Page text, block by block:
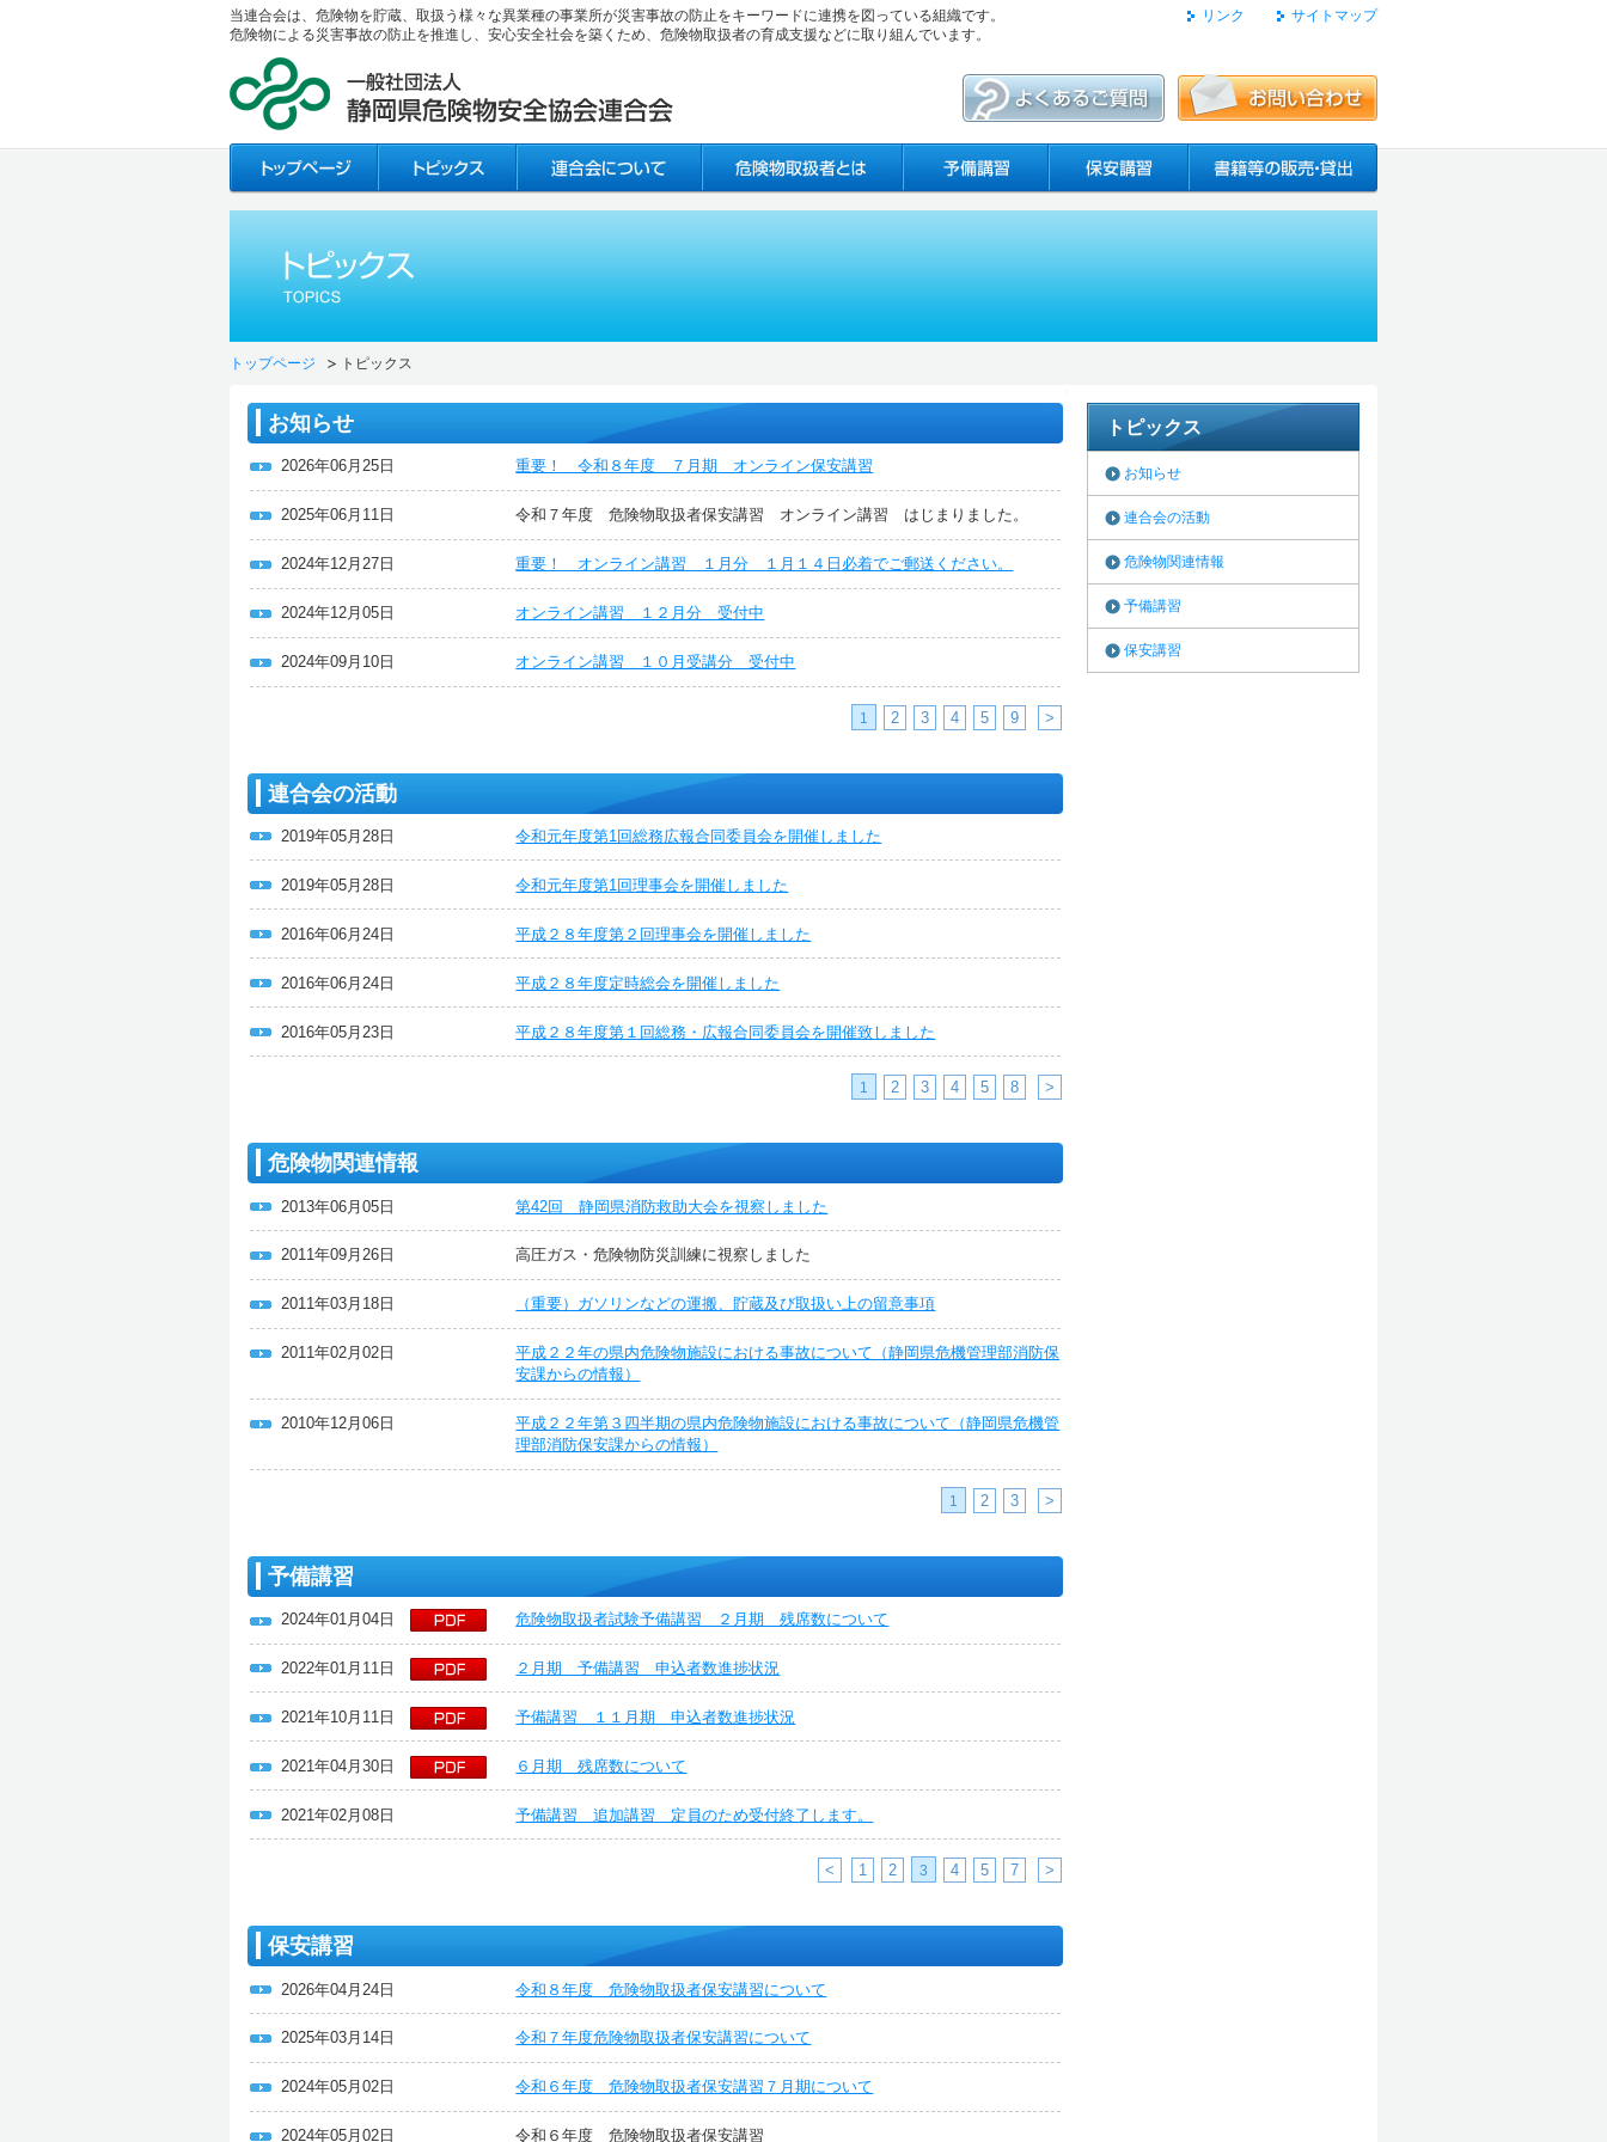
当連合会は、危険物を貯蔵、取扱う様々な異業種の事業所が災害事故の防止をキーワードに連携を図っている組織です。
危険物による災害事故の防止を推進し、安心安全社会を築くため、危険物取扱者の育成支援などに取り組んでいます。
リンク サイトマップ
トップページ トピックス
お知らせ
2026年06月25日 重要！ 令和８年度 ７月期 オンライン保安講習
2025年06月11日 令和７年度 危険物取扱者保安講習 オンライン講習 はじまりました。
2024年12月27日 重要！ オンライン講習 １月分 １月１４日必着でご郵送ください。
2024年12月05日 オンライン講習 １２月分 受付中
2024年09月10日 オンライン講習 １０月受講分 受付中
1 2 3 4 5 9 >
連合会の活動
2019年05月28日 令和元年度第1回総務広報合同委員会を開催しました
2019年05月28日 令和元年度第1回理事会を開催しました
2016年06月24日 平成２８年度第２回理事会を開催しました
2016年06月24日 平成２８年度定時総会を開催しました
2016年05月23日 平成２８年度第１回総務・広報合同委員会を開催致しました
1 2 3 4 5 8 >
危険物関連情報
2013年06月05日 第42回 静岡県消防救助大会を視察しました
2011年09月26日 高圧ガス・危険物防災訓練に視察しました
2011年03月18日 （重要）ガソリンなどの運搬、貯蔵及び取扱い上の留意事項
2011年02月02日
平成２２年の県内危険物施設における事故について（静岡県危機管理部消防保
安課からの情報）
2010年12月06日
平成２２年第３四半期の県内危険物施設における事故について（静岡県危機管
理部消防保安課からの情報）
1 2 3 >
予備講習
2024年01月04日 危険物取扱者試験予備講習 ２月期 残席数について
2022年01月11日 ２月期 予備講習 申込者数進捗状況
2021年10月11日 予備講習 １１月期 申込者数進捗状況
2021年04月30日 ６月期 残席数について
2021年02月08日 予備講習 追加講習 定員のため受付終了します。
< 1 2 3 4 5 7 >
保安講習
2026年04月24日 令和８年度 危険物取扱者保安講習について
2025年03月14日 令和７年度危険物取扱者保安講習について
2024年05月02日 令和６年度 危険物取扱者保安講習７月期について
2024年05月02日 令和６年度 危険物取扱者保安講習
トピックス
お知らせ
連合会の活動
危険物関連情報
予備講習
保安講習